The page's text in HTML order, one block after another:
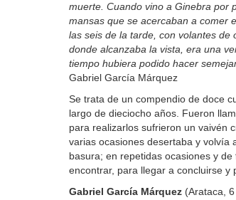
muerte. Cuando vino a Ginebra por
mansas que se acercaban a comer
las seis de la tarde, con volantes de
donde alcanzaba la vista, era una
tiempo hubiera podido hacer
Gabriel García Márquez
Se trata de un compendio de doce
largo de dieciocho años. Fueron
para realizarlos sufrieron un vaivén
varias ocasiones desertaba y volvía
basura; en repetidas ocasiones y
encontrar, para llegar a concluirse y
Gabriel García Márquez (Arataca,